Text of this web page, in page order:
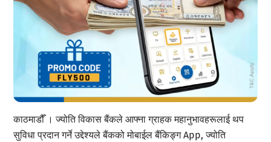
काठमाडौँ । ज्योति विकास बैंकले आफ्ना ग्राहक महानुभावहरूलाई थप
सुविधा प्रदान गर्ने उद्देश्यले बैंकको मोबाईल बैंकिङ्ग App, ज्योति